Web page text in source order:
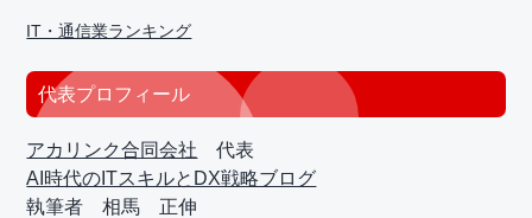
IT・通信業ランキング
代表プロフィール
アカリンク合同会社 代表
AI時代のITスキルとDX戦略ブログ
執筆者 相馬 正伸